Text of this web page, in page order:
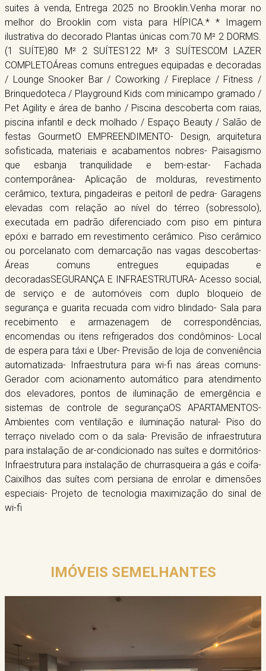
suites à venda, Entrega 2025 no Brooklin.Venha morar no
melhor do Brooklin com vista para HÍPICA.* * Imagem
ilustrativa do decorado Plantas únicas com:70 M² 2 DORMS.
(1 SUÍTE)80 M² 2 SUÍTES122 M² 3 SUÍTESCOM LAZER
COMPLETOÁreas comuns entregues equipadas e decoradas
/ Lounge Snooker Bar / Coworking / Fireplace / Fitness /
Brinquedoteca / Playground Kids com minicampo gramado /
Pet Agility e área de banho / Piscina descoberta com raias,
piscina infantil e deck molhado / Espaço Beauty / Salão de
festas GourmetO EMPREENDIMENTO- Design, arquitetura
sofisticada, materiais e acabamentos nobres- Paisagismo
que esbanja tranquilidade e bem-estar- Fachada
contemporânea- Aplicação de molduras, revestimento
cerâmico, textura, pingadeiras e peitoril de pedra- Garagens
elevadas com relação ao nível do térreo (sobressolo),
executada em padrão diferenciado com piso em pintura
epóxi e barrado em revestimento cerâmico. Piso cerâmico
ou porcelanato com demarcação nas vagas descobertas-
Áreas comuns entregues equipadas e
decoradasSEGURANÇA E INFRAESTRUTURA- Acesso social,
de serviço e de automóveis com duplo bloqueio de
segurança e guarita recuada com vidro blindado- Sala para
recebimento e armazenagem de correspondências,
encomendas ou itens refrigerados dos condôminos- Local
de espera para táxi e Uber- Previsão de loja de conveniência
automatizada- Infraestrutura para wi-fi nas áreas comuns-
Gerador com acionamento automático para atendimento
dos elevadores, pontos de iluminação de emergência e
sistemas de controle de segurançaOS APARTAMENTOS-
Ambientes com ventilação e iluminação natural- Piso do
terraço nivelado com o da sala- Previsão de infraestrutura
para instalação de ar-condicionado nas suítes e dormitórios-
Infraestrutura para instalação de churrasqueira a gás e coifa-
Caixilhos das suítes com persiana de enrolar e dimensões
especiais- Projeto de tecnologia maximização do sinal de
wi-fi
IMÓVEIS SEMELHANTES